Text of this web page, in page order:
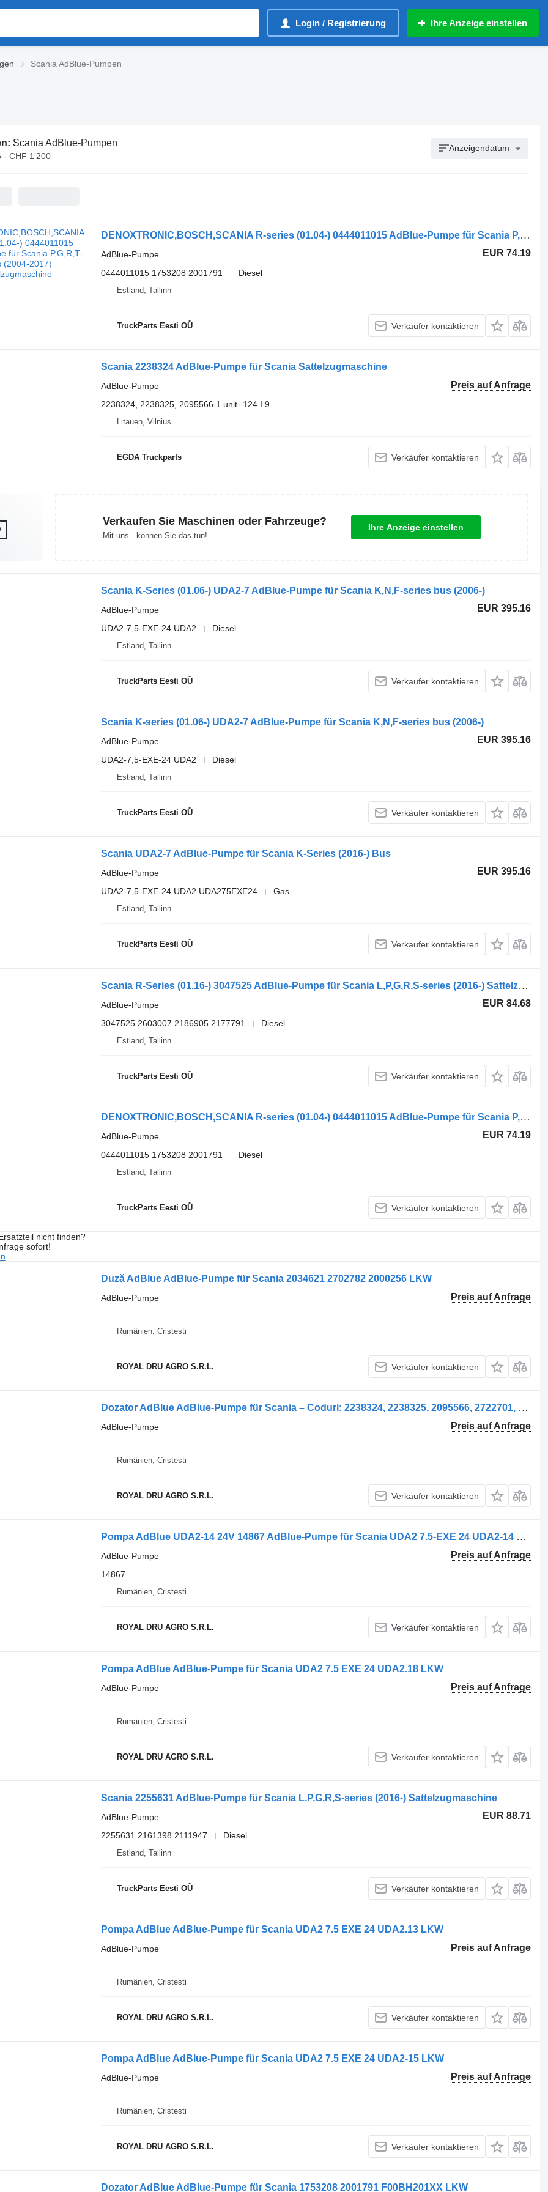
Login / Registrierung Ihre Anzeige einstellen
Scania AdBlue-Pumpen
Scania AdBlue-Pumpen
- CHF 1’200
Anzeigendatum
DENOXTRONIC,BOSCH,SCANIA R-series (01.04-) 0444011015 AdBlue-Pumpe für Scania P,G,R,T-series (2004-2017) Sattelzugmaschine
EUR 74.19
AdBlue-Pumpe
0444011015 1753208 2001791
Diesel
Estland, Tallinn
TruckParts Eesti OÜ Verkäufer kontaktieren
Scania 2238324 AdBlue-Pumpe für Scania Sattelzugmaschine
Preis auf Anfrage
AdBlue-Pumpe
2238324, 2238325, 2095566 1 unit- 124 I 9
Litauen, Vilnius
EGDA Truckparts Verkäufer kontaktieren
Verkaufen Sie Maschinen oder Fahrzeuge?
Mit uns - können Sie das tun!
Ihre Anzeige einstellen
Scania K-Series (01.06-) UDA2-7 AdBlue-Pumpe für Scania K,N,F-series bus (2006-)
EUR 395.16
AdBlue-Pumpe
UDA2-7,5-EXE-24 UDA2
Diesel
Estland, Tallinn
TruckParts Eesti OÜ Verkäufer kontaktieren
Scania K-series (01.06-) UDA2-7 AdBlue-Pumpe für Scania K,N,F-series bus (2006-)
EUR 395.16
AdBlue-Pumpe
UDA2-7,5-EXE-24 UDA2
Diesel
Estland, Tallinn
TruckParts Eesti OÜ Verkäufer kontaktieren
Scania UDA2-7 AdBlue-Pumpe für Scania K-Series (2016-) Bus
EUR 395.16
AdBlue-Pumpe
UDA2-7,5-EXE-24 UDA2 UDA275EXE24
Gas
Estland, Tallinn
TruckParts Eesti OÜ Verkäufer kontaktieren
Scania R-Series (01.16-) 3047525 AdBlue-Pumpe für Scania L,P,G,R,S-series (2016-) Sattelzugmaschine
EUR 84.68
AdBlue-Pumpe
3047525 2603007 2186905 2177791
Diesel
Estland, Tallinn
TruckParts Eesti OÜ Verkäufer kontaktieren
DENOXTRONIC,BOSCH,SCANIA R-series (01.04-) 0444011015 AdBlue-Pumpe für Scania P,G,R,T-series (2004-2017) Sattelzugmaschine
EUR 74.19
AdBlue-Pumpe
0444011015 1753208 2001791
Diesel
Estland, Tallinn
TruckParts Eesti OÜ Verkäufer kontaktieren
nicht finden?
sofort!
Duză AdBlue AdBlue-Pumpe für Scania 2034621 2702782 2000256 LKW
Preis auf Anfrage
AdBlue-Pumpe
Rumänien, Cristesti
ROYAL DRU AGRO S.R.L. Verkäufer kontaktieren
Dozator AdBlue AdBlue-Pumpe für Scania – Coduri: 2238324, 2238325, 2095566, 2722701, 573163, 573162 LKW
Preis auf Anfrage
AdBlue-Pumpe
Rumänien, Cristesti
ROYAL DRU AGRO S.R.L. Verkäufer kontaktieren
Pompa AdBlue UDA2-14 24V 14867 AdBlue-Pumpe für Scania UDA2 7.5-EXE 24 UDA2-14 LKW
Preis auf Anfrage
AdBlue-Pumpe
14867
Rumänien, Cristesti
ROYAL DRU AGRO S.R.L. Verkäufer kontaktieren
Pompa AdBlue AdBlue-Pumpe für Scania UDA2 7.5 EXE 24 UDA2.18 LKW
Preis auf Anfrage
AdBlue-Pumpe
Rumänien, Cristesti
ROYAL DRU AGRO S.R.L. Verkäufer kontaktieren
Scania 2255631 AdBlue-Pumpe für Scania L,P,G,R,S-series (2016-) Sattelzugmaschine
EUR 88.71
AdBlue-Pumpe
2255631 2161398 2111947
Diesel
Estland, Tallinn
TruckParts Eesti OÜ Verkäufer kontaktieren
Pompa AdBlue AdBlue-Pumpe für Scania UDA2 7.5 EXE 24 UDA2.13 LKW
Preis auf Anfrage
AdBlue-Pumpe
Rumänien, Cristesti
ROYAL DRU AGRO S.R.L. Verkäufer kontaktieren
Pompa AdBlue AdBlue-Pumpe für Scania UDA2 7.5 EXE 24 UDA2-15 LKW
Preis auf Anfrage
AdBlue-Pumpe
Rumänien, Cristesti
ROYAL DRU AGRO S.R.L. Verkäufer kontaktieren
Dozator AdBlue AdBlue-Pumpe für Scania 1753208 2001791 F00BH201XX LKW